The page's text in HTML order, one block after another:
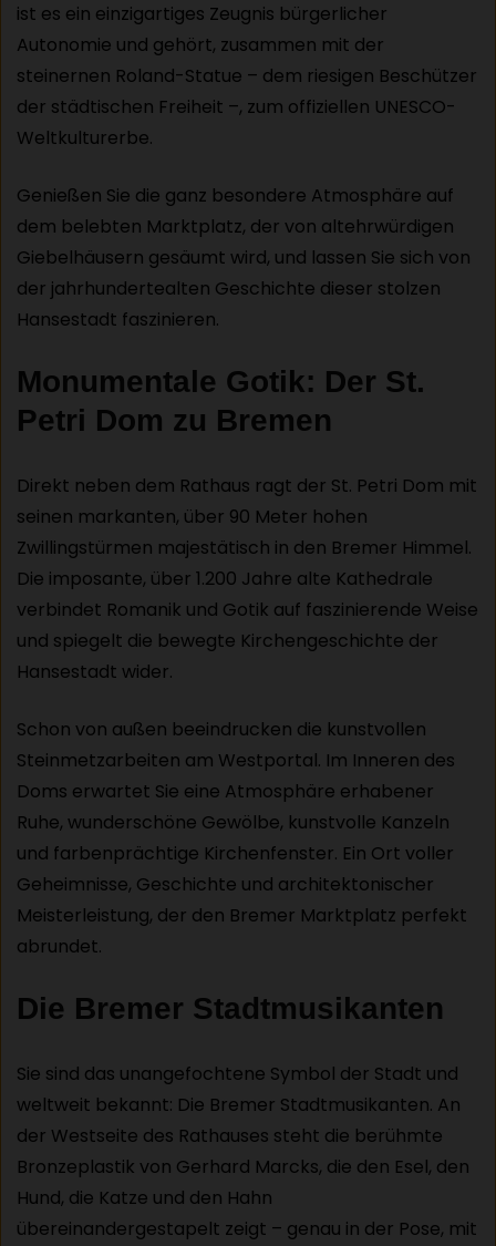
ist es ein einzigartiges Zeugnis bürgerlicher
Autonomie und gehört, zusammen mit der
steinernen Roland-Statue – dem riesigen Beschützer
der städtischen Freiheit –, zum offiziellen UNESCO-
Weltkulturerbe.
Genießen Sie die ganz besondere Atmosphäre auf
dem belebten Marktplatz, der von altehrwürdigen
Giebelhäusern gesäumt wird, und lassen Sie sich von
der jahrhundertealten Geschichte dieser stolzen
Hansestadt faszinieren.
Monumentale Gotik: Der St.
Petri Dom zu Bremen
Direkt neben dem Rathaus ragt der St. Petri Dom mit
seinen markanten, über 90 Meter hohen
Zwillingstürmen majestätisch in den Bremer Himmel.
Die imposante, über 1.200 Jahre alte Kathedrale
verbindet Romanik und Gotik auf faszinierende Weise
und spiegelt die bewegte Kirchengeschichte der
Hansestadt wider.
Schon von außen beeindrucken die kunstvollen
Steinmetzarbeiten am Westportal. Im Inneren des
Doms erwartet Sie eine Atmosphäre erhabener
Ruhe, wunderschöne Gewölbe, kunstvolle Kanzeln
und farbenprächtige Kirchenfenster. Ein Ort voller
Geheimnisse, Geschichte und architektonischer
Meisterleistung, der den Bremer Marktplatz perfekt
abrundet.
Die Bremer Stadtmusikanten
Sie sind das unangefochtene Symbol der Stadt und
weltweit bekannt: Die Bremer Stadtmusikanten. An
der Westseite des Rathauses steht die berühmte
Bronzeplastik von Gerhard Marcks, die den Esel, den
Hund, die Katze und den Hahn
übereinandergestapelt zeigt – genau in der Pose, mit